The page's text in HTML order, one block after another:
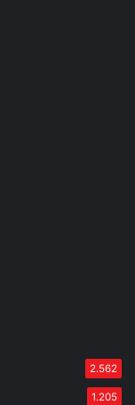
2.562
1.205